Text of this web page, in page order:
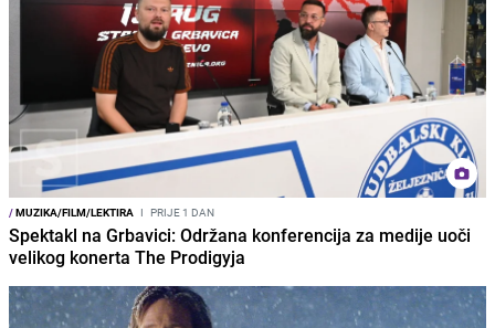
/MUZIKA/FILM/LEKTIRA I PRIJE 1 DAN
Spektakl na Grbavici: Održana konferencija za medije uoči
velikog konerta The Prodigyja